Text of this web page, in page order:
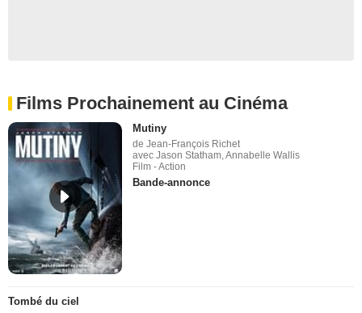
Films Prochainement au Cinéma
Mutiny
de Jean-François Richet
avec Jason Statham, Annabelle Wallis
Film - Action
Bande-annonce
Tombé du ciel